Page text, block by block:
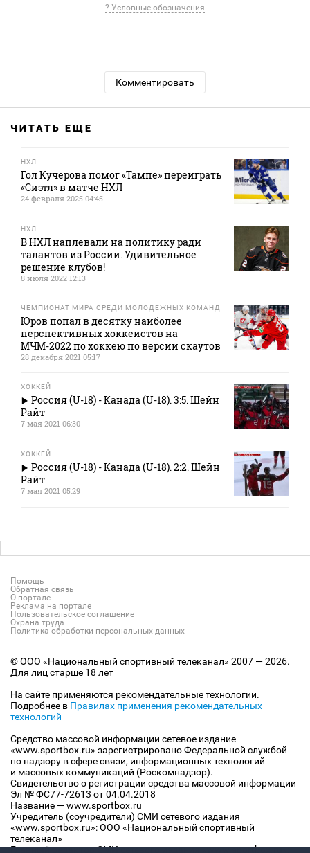
? Условные обозначения
Комментировать
ЧИТАТЬ ЕЩЕ
НХЛ
Гол Кучерова помог «Тампе» переиграть
«Сиэтл» в матче НХЛ
24 февраля 2025 04:45
НХЛ
В НХЛ наплевали на политику ради
талантов из России. Удивительное
решение клубов!
8 июля 2022 12:13
ЧЕМПИОНАТ МИРА СРЕДИ МОЛОДЕЖНЫХ КОМАНД
Юров попал в десятку наиболее
перспективных хоккеистов на
МЧМ-2022 по хоккею по версии скаутов
28 декабря 2021 05:17
ХОККЕЙ
Россия (U-18) - Канада (U-18). 3:5. Шейн
Райт
7 мая 2021 06:30
ХОККЕЙ
Россия (U-18) - Канада (U-18). 2:2. Шейн
Райт
7 мая 2021 05:29
Помощь
Обратная связь
О портале
Реклама на портале
Пользовательское соглашение
Охрана труда
Политика обработки персональных данных
© ООО «Национальный спортивный телеканал» 2007 — 2026.
Для лиц старше 18 лет
На сайте применяются рекомендательные технологии.
Подробнее в Правилах применения рекомендательных
технологий
Средство массовой информации сетевое издание
«www.sportbox.ru» зарегистрировано Федеральной службой
по надзору в сфере связи, информационных технологий
и массовых коммуникаций (Роскомнадзор).
Свидетельство о регистрации средства массовой информации
Эл № ФС77-72613 от 04.04.2018
Название — www.sportbox.ru
Учредитель (соучредители) СМИ сетевого издания
«www.sportbox.ru»: ООО «Национальный спортивный
телеканал»
Главный редактор СМИ сетевого издания «www.sportbox.ru»: